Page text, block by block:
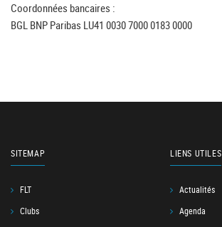
Coordonnées bancaires :
BGL BNP Paribas LU41 0030 7000 0183 0000
SITEMAP
FLT
Clubs
LIENS UTILES
Actualités
Agenda